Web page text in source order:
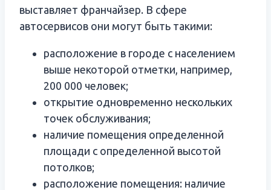
выставляет франчайзер. В сфере
автосервисов они могут быть такими:
расположение в городе с населением
выше некоторой отметки, например,
200 000 человек;
открытие одновременно нескольких
точек обслуживания;
наличие помещения определенной
площади с определенной высотой
потолков;
расположение помещения: наличие